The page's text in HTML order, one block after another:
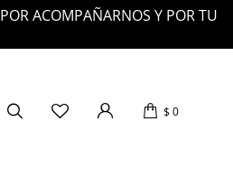
ACOMPAÑARNOS Y POR TU
$ 0